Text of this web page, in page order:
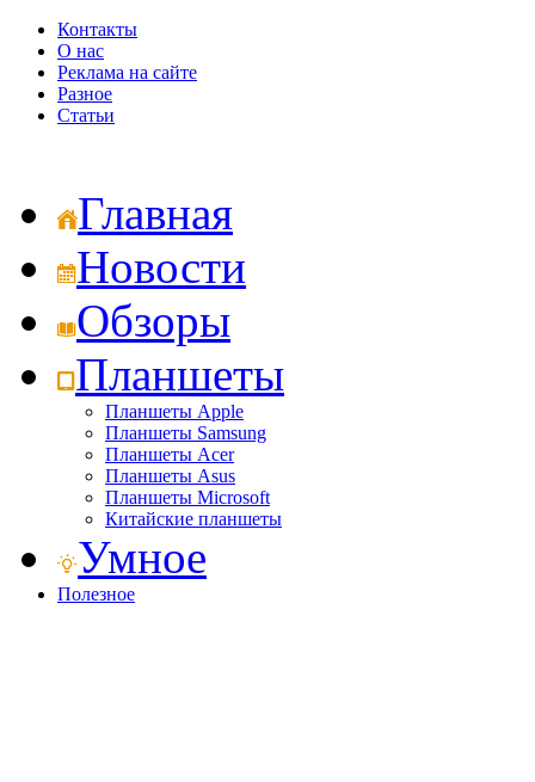
Контакты
О нас
Реклама на сайте
Разное
Статьи
Главная
Новости
Обзоры
Планшеты
Планшеты Apple
Планшеты Samsung
Планшеты Acer
Планшеты Asus
Планшеты Microsoft
Китайские планшеты
Умное
Полезное